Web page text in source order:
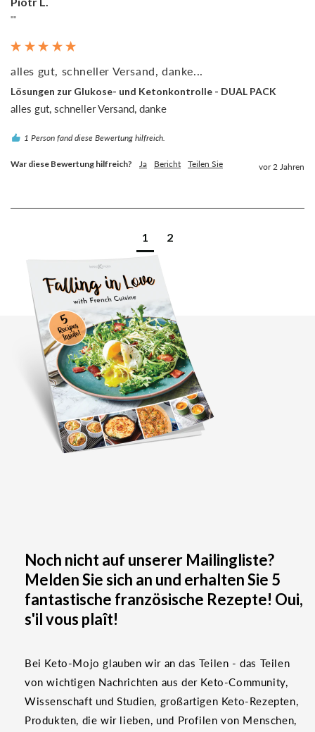
""
alles gut, schneller Versand, danke...
Lösungen zur Glukose- und Ketonkontrolle - DUAL PACK
alles gut, schneller Versand, danke
1 Person fand diese Bewertung hilfreich.
War diese Bewertung hilfreich? Ja Bericht Teilen Sie vor 2 Jahren
1 2
Noch nicht auf unserer Mailingliste?
Melden Sie sich an und erhalten Sie 5
fantastische französische Rezepte! Oui,
s'il vous plaît!
Bei Keto-Mojo glauben wir an das Teilen - das Teilen
von wichtigen Nachrichten aus der Keto-Community,
Wissenschaft und Studien, großartigen Keto-Rezepten,
Produkten, die wir lieben, und Profilen von Menschen,